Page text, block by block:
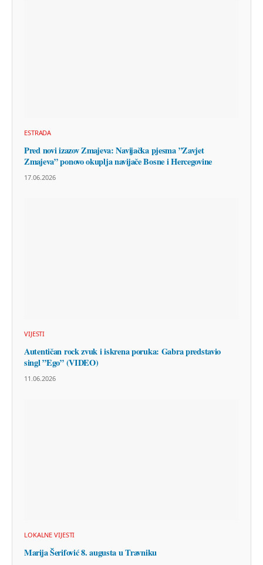
ESTRADA
Pred novi izazov Zmajeva: Navijačka pjesma ”Zavjet
Zmajeva” ponovo okuplja navijače Bosne i Hercegovine
17.06.2026
VIJESTI
Autentičan rock zvuk i iskrena poruka: Gabra predstavio
singl ”Ego” (VIDEO)
11.06.2026
LOKALNE VIJESTI
Marija Šerifović 8. augusta u Travniku